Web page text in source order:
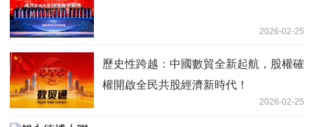
2026-02-25
歷史性跨越：中國數貿全新起航，股權確
權開啟全民共股經濟新時代！
2026-02-25